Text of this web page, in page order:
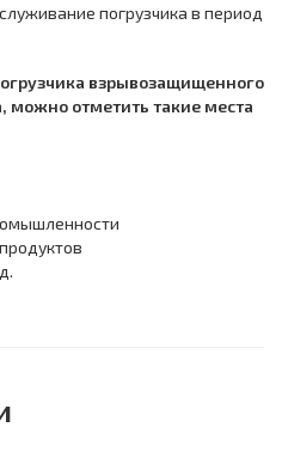
погрузчика в период
взрывозащищенного
можно отметить такие места